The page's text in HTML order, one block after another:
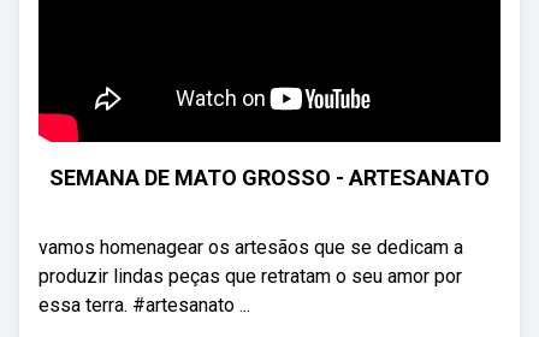
SEMANA DE MATO GROSSO - ARTESANATO
vamos homenagear os artesãos que se dedicam a
produzir lindas peças que retratam o seu amor por
essa terra. #artesanato ...